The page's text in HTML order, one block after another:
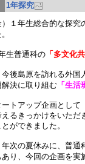
1年探究
１年生総合的な探究
生普通科の 「多文化
後島原を訪れる外国
決に取り組む 「生活
トアップ企画として
るきっかけをいた
ができました。
次の夏休みに、普通
り、今回の企画を実